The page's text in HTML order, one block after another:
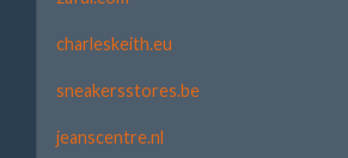
charleskeith.eu
sneakersstores.be
jeanscentre.nl